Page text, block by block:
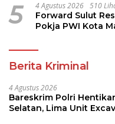
5 4 Agustus 2026 510
Forward Sulut
Pokja PWI Kota
Berita Kriminal
4 Agustus 2026
Bareskrim Polri
Selatan, Lima Unit